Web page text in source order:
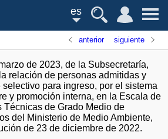
es
anterior siguiente
de 2023, de la Subsecretaría,
relación de personas admitidas y
para ingreso, por el sistema
y promoción interna, en la Escala de
Técnicas de Grado Medio de
del Ministerio de Medio Ambiente,
de 23 de diciembre de 2022.